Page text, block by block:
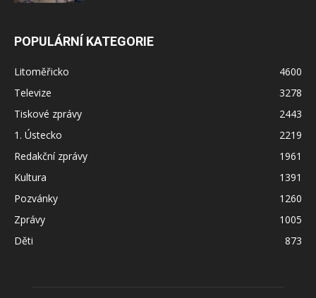
POPULÁRNÍ KATEGORIE
Litoměřicko
4600
Televize
3278
Tiskové zprávy
2443
1. Ústecko
2219
Redakční zprávy
1961
Kultura
1391
Pozvánky
1260
Zprávy
1005
Děti
873